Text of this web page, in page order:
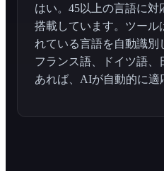
はい。45以上の言語に
搭載しています。ツール
れている言語を自動識別
フランス語、ドイツ語、
あれば、AIが自動的に適